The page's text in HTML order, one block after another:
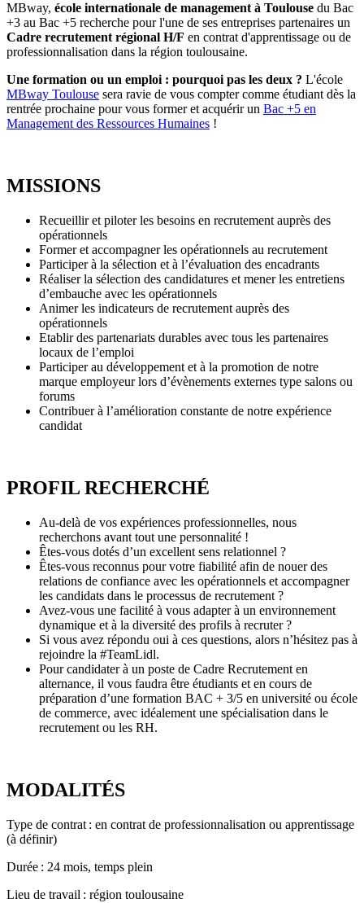
MBway, école internationale de management à Toulouse du Bac
+3 au Bac +5 recherche pour l'une de ses entreprises partenaires un
Cadre recrutement régional H/F en contrat d'apprentissage ou de
professionnalisation dans la région toulousaine.
Une formation ou un emploi : pourquoi pas les deux ? L'école
MBway Toulouse sera ravie de vous compter comme étudiant dès la
rentrée prochaine pour vous former et acquérir un Bac +5 en
Management des Ressources Humaines !
MISSIONS
Recueillir et piloter les besoins en recrutement auprès des
opérationnels
Former et accompagner les opérationnels au recrutement
Participer à la sélection et à l’évaluation des encadrants
Réaliser la sélection des candidatures et mener les entretiens
d’embauche avec les opérationnels
Animer les indicateurs de recrutement auprès des
opérationnels
Etablir des partenariats durables avec tous les partenaires
locaux de l’emploi
Participer au développement et à la promotion de notre
marque employeur lors d’évènements externes type salons ou
forums
Contribuer à l’amélioration constante de notre expérience
candidat
PROFIL RECHERCHÉ
Au-delà de vos expériences professionnelles, nous
recherchons avant tout une personnalité !
Êtes-vous dotés d’un excellent sens relationnel ?
Êtes-vous reconnus pour votre fiabilité afin de nouer des
relations de confiance avec les opérationnels et accompagner
les candidats dans le processus de recrutement ?
Avez-vous une facilité à vous adapter à un environnement
dynamique et à la diversité des profils à recruter ?
Si vous avez répondu oui à ces questions, alors n’hésitez pas à
rejoindre la #TeamLidl.
Pour candidater à un poste de Cadre Recrutement en
alternance, il vous faudra être étudiants et en cours de
préparation d’une formation BAC + 3/5 en université ou école
de commerce, avec idéalement une spécialisation dans le
recrutement ou les RH.
MODALITÉS
Type de contrat : en contrat de professionnalisation ou apprentissage
(à définir)
Durée : 24 mois, temps plein
Lieu de travail : région toulousaine